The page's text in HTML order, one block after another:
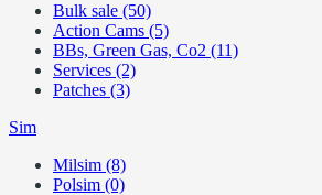
Bulk sale (50)
Action Cams (5)
BBs, Green Gas, Co2 (11)
Services (2)
Patches (3)
Sim
Milsim (8)
Polsim (0)